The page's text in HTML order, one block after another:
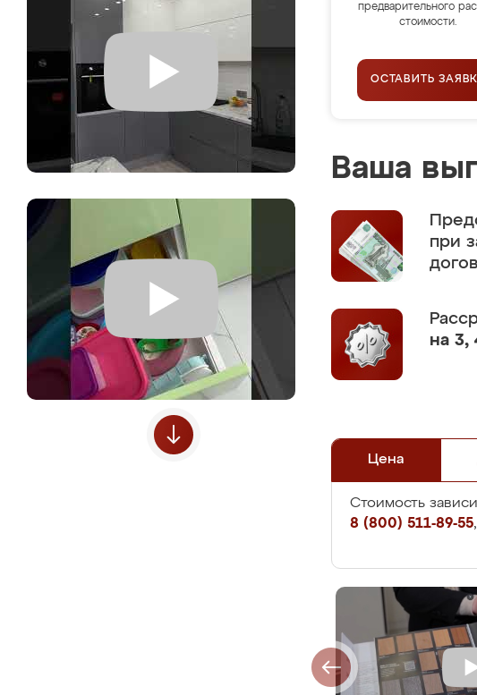
предварительного
стоимости.
ОСТАВИТЬ
Ваша
при
на 3,
Цена
Стоимость
8 (800) 511-89-55,